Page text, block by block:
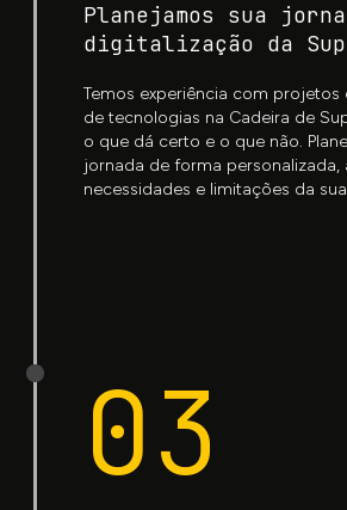
Planejamos sua
digitalização da
Temos experiência com
de tecnologias na Cadeira de
o que dá certo e o que não.
jornada de forma personalizada,
necessidades e limitações da
03